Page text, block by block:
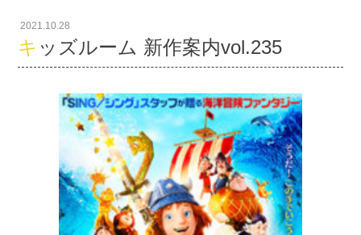
2021.10.28
キッズルーム 新作案内vol.235